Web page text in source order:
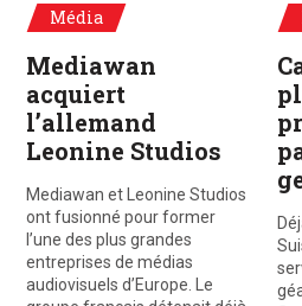
Média
Mediawan
acquiert
l’allemand
Leonine Studios
Mediawan et Leonine Studios
ont fusionné pour former
l’une des plus grandes
entreprises de médias
audiovisuels d’Europe. Le